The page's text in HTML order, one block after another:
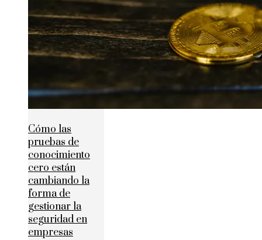
Cómo las
pruebas de
conocimiento
cero están
cambiando la
forma de
gestionar la
seguridad en
empresas